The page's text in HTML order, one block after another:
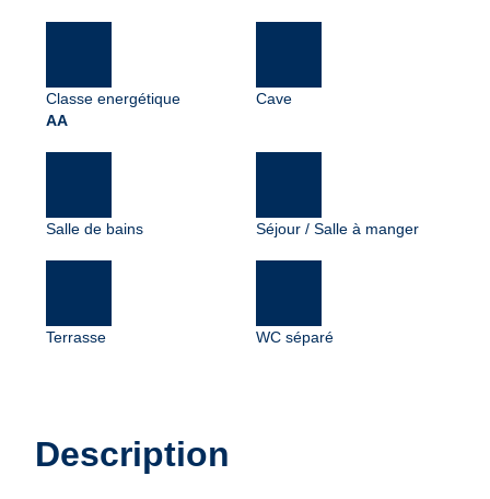
Classe energétique
AA
Cave
Salle de bains Séjour / Salle à manger
Terrasse WC séparé
Description